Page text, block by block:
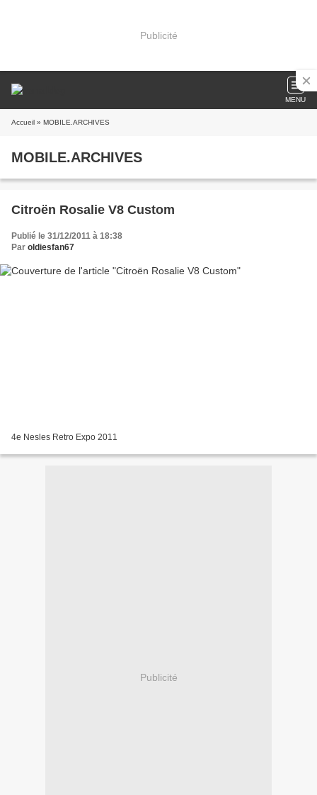
Publicité
MENU
Accueil » MOBILE.ARCHIVES
MOBILE.ARCHIVES
Citroën Rosalie V8 Custom
Publié le 31/12/2011 à 18:38
Par oldiesfan67
4e Nesles Retro Expo 2011
Publicité